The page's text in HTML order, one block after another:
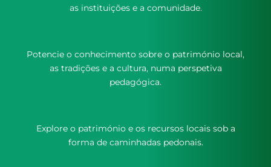
as instituições e a comunidade.
Potencie o conhecimento sobre o património local,
as tradições e a cultura, numa perspetiva
pedagógica.
Explore o património e os recursos locais sob a
forma de caminhadas pedonais.